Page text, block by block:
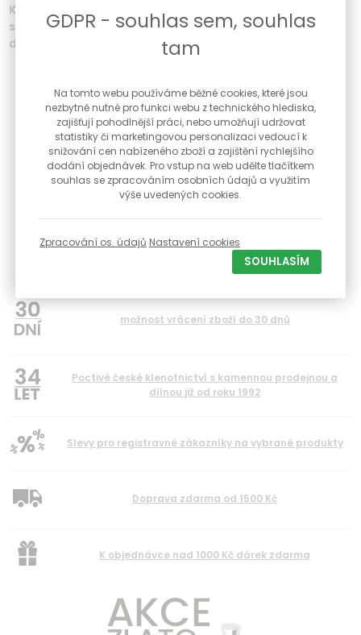
Krásné dámské hodinky značky Vostok Europe Vilnele
solar se solárním napájením, ciferníkem zdobeným
diamanty a safírovým sklíčkem.
Solární napájení
Pouzdro z nerezové oceli - barva stříbrná
Řemínky: 1 x kožený řemínek (modrý), 1 x silikonový (bílý)
Řemínky je možné díky speciální konstrukci měnit jednoduše
bez jakéhokoliv nářadí
Perleťový číselník ozdobený osmi diamanty
Safírové sklíčko odolné proti poškrábání s antireflexní úpravou
Vodotěsnost 10 ATM - 100M, vhodné na plavání
Výška pouzdra 11,7 mm
Součástí je luxusní krabička, záruční list a návod
možnost vrácení zboží do 30 dnů
34
Poctivé české klenotnictví s kamennou prodejnou a
dílnou již od roku 1992
Slevy pro registravné zákazníky na vybrané produkty
Doprava zdarma od 1500 Kč
K objednávce nad 1000 Kč dárek zdarma
GDPR - souhlas sem, souhlas
tam
Na tomto webu používáme běžné cookies, které jsou
nezbytně nutné pro funkci webu z technického hlediska,
zajišťují pohodlnější práci, nebo umožňují udržovat
statistiky či marketingovou personalizaci vedoucí k
snižování cen nabízeného zboží a zajištění rychlejšího
dodání objednávek. Pro vstup na web udělte tlačítkem
souhlas se zpracováním osobních údajů a využitím
výše uvedených cookies.
Zpracování os. údajů Nastavení cookies
SOUHLASÍM